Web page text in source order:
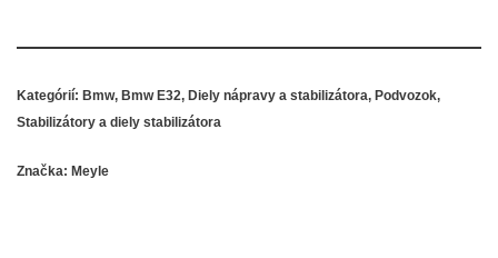
Kategórií: Bmw, Bmw E32, Diely nápravy a stabilizátora, Podvozok,
Stabilizátory a diely stabilizátora
Značka: Meyle